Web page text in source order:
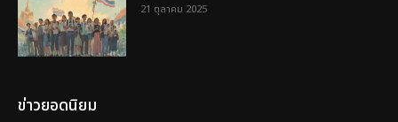
21 ตุลาคม 2025
ข่าวยอดนิยม